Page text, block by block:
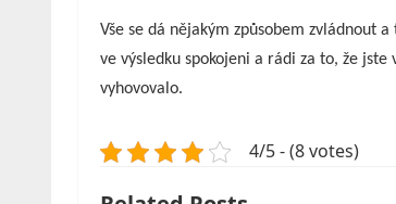
Vše se dá nějakým způsobem zvládnout
ve výsledku spokojeni a rádi za to, že
vyhovovalo.
4/5 - (8 votes)